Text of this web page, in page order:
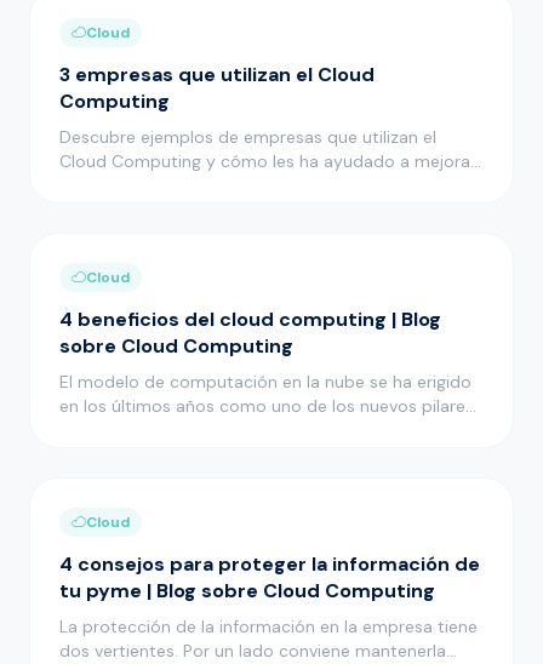
Cloud
3 empresas que utilizan el Cloud
Computing
Descubre ejemplos de empresas que utilizan el
Cloud Computing y cómo les ha ayudado a mejorar
Cloud
4 beneficios del cloud computing | Blog
sobre Cloud Computing
El modelo de computación en la nube se ha erigido
en los últimos años como uno de los nuevos pilares
Cloud
4 consejos para proteger la información de
tu pyme | Blog sobre Cloud Computing
La protección de la información en la empresa tiene
dos vertientes. Por un lado conviene mantenerla